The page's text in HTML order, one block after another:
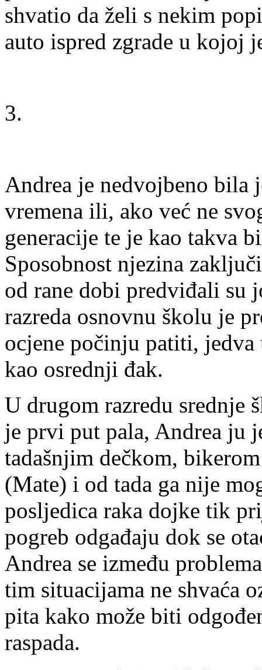
shvatio da želi s nekim
auto ispred zgrade u kojoj
3.
Andrea je nedvojbeno bila
vremena ili, ako već ne
generacije te je kao takva
Sposobnost njezina
od rane dobi predviđali su
razreda osnovnu školu je
ocjene počinju patiti,
kao osrednji đak.
U drugom razredu srednje
je prvi put pala, Andrea ju
tadašnjim dečkom,
(Mate) i od tada ga nije
posljedica raka dojke tik
pogreb odgađaju dok se
Andrea se između
tim situacijama ne shvaća
pita kako može biti
raspada.